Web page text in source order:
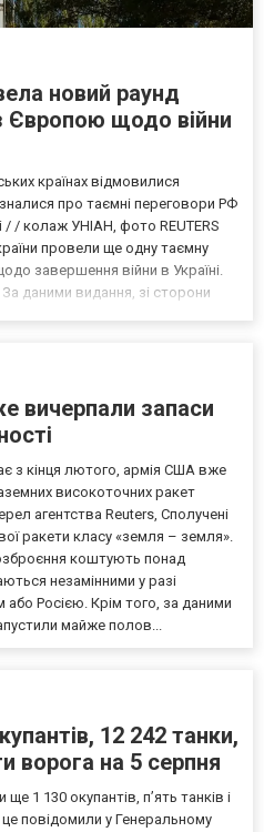
новий раунд
Європою щодо війни
країнах відмовилися
про таємні переговори РФ
/ / колаж УНІАН, фото REUTERS
провели ще одну таємну
завершення війни в Україні.
даними видання, зі сторони
вичерпали запаси
з кінця лютого, армія США вже
високоточних ракет
агентства Reuters, Сполучені
ракети класу «земля – земля».
коштують понад
незамінними у разі
або Росією. Крім того, за даними
майже полов...
12 242 танки,
ворога на 5 серпня
1 130 окупантів, пʼять танків і
повідомили у Генеральному